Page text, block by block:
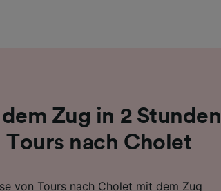
Zug in 2 Stunden
nach Cholet
von Tours nach Cholet mit dem Zug